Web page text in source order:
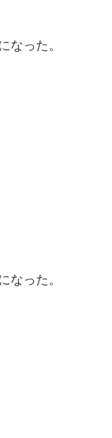
なった。
なった。